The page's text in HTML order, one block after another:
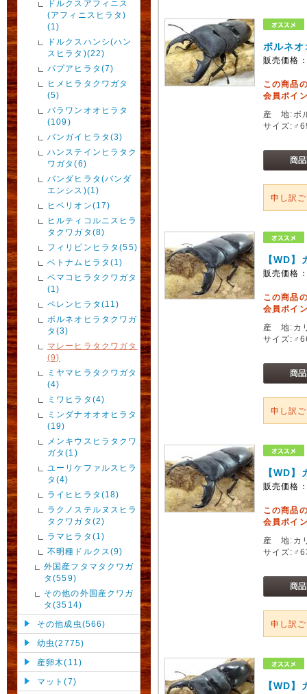
ドルクスアフィニス
(アフィニスヒラタ)
(1)
ドルクスハンシ(ハン
スヒラタ)(22)
パプアヒラタ(7)
ヒメヒラタクワガタ
(5)
パラワンオオヒラタ
(109)
バンガイヒラタ(3)
ハンステインヒラタク
ワガタ(6)
バンダヒラタ(バンダ
エンシス)(1)
ヒペリオン(17)
ヒルティコルニスヒラ
タクワガタ(8)
フィリピンヒラタ(55)
ベトナムヒラタ(1)
ペマコヒラタクワガタ
(1)
ペレンヒラタ(11)
ボルネオヒラタクワガ
タ(3)
マレーヒラタクワガタ
(9)
ミヤマヒラタクワガタ
(4)
ミワヒラタ(4)
ミンダナオオオヒラタ
(19)
メンキウスヒラタクワ
ガタ(1)
ユーリケファルスヒラ
タ(4)
ライヒヒラタ(18)
ラクノステルヌスヒラ
タクワガタ(2)
ラマヒラタ(1)
不明種ドルクス(9)
外国産フタマタクワガ
タ(559)
その他の外国産クワガ
タ(3514)
その他成虫(566)
幼虫(2775)
産卵木(11)
マット(7)
ボルネ
販売価格
この商品
会員ポイ
産 地:ボ
サイズ
申し訳
【WD
販売価格
この商品
会員ポイ
産 地:カ
サイズ
申し訳
【WD
販売価格
この商品
会員ポイ
産 地:カ
サイズ
申し訳
【WD